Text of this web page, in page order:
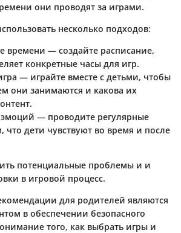
они проводят за играми.
несколько подходов:
времени — создайте расписание,
конкретные часы для игр.
— играйте вместе с детьми, чтобы
они занимаются и какова их
— проводите регулярные
что дети чувствуют во время и после
потенциальные проблемы и и
в игровой процесс.
для родителей являются
в обеспечении безопасного
того, как выбрать игры и